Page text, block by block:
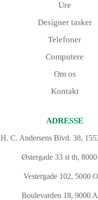
Ure
Designer tasker
Telefoner
Computere
Om os
Kontakt
ADRESSE
H. C. Andersens Blvd. 38,
Østergade 33 st th,
Vestergade 102, 5000
Boulevarden 18, 9000